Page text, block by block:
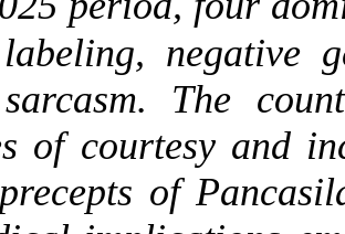
labeling, negative
sarcasm. The
of courtesy and
precepts of